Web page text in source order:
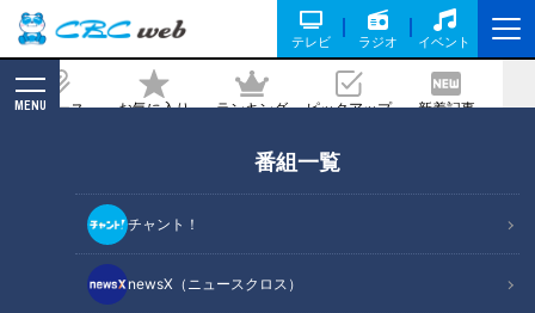
テレビ ラジオ イベント
ニュース お気に入り ランキング ピックアップ 新着記事
MENU
番組一覧
チャント！
newsX（ニュースクロス）
る名もなきトンネルを探しにいく
が・・・
2025/03/24 10:51